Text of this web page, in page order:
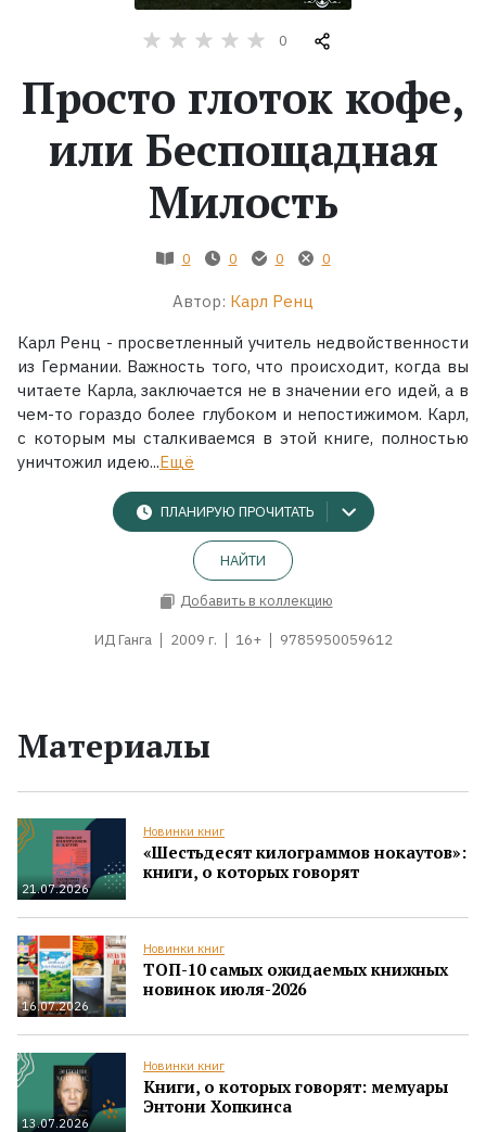
Серии
Экранизации
0
Просто глоток кофе,
или Беспощадная
Милость
0 0 0 0
Автор: Карл Ренц
Карл Ренц - просветленный учитель недвойственности
из Германии. Важность того, что происходит, когда вы
читаете Карла, заключается не в значении его идей, а в
чем-то гораздо более глубоком и непостижимом. Карл,
с которым мы сталкиваемся в этой книге, полностью
уничтожил идею...Ещё
ПЛАНИРУЮ ПРОЧИТАТЬ
НАЙТИ
Добавить в коллекцию
ИД Ганга 2009 г. 16+ 9785950059612
Материалы
21.07.2026
Новинки книг
«Шестьдесят килограммов нокаутов»:
книги, о которых говорят
16.07.2026
Новинки книг
ТОП-10 самых ожидаемых книжных
новинок июля-2026
13.07.2026
Новинки книг
Книги, о которых говорят: мемуары
Энтони Хопкинса